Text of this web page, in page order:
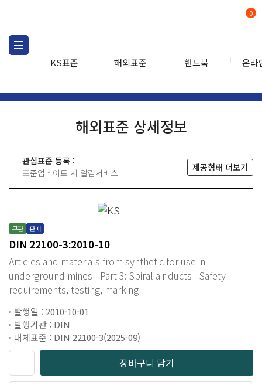
KS표준 해외표준 핸드북 온라
0
해외표준 상세정보
관심표준 등록 :
표준업데이트 시 알림서비스
제공형태 더보기
구판 판매
DIN 22100-3:2010-10
Articles and materials from synthetic for use in
underground mines - Part 3: Spiral air ducts - Safety
requirements, testing, marking
발행일 : 2010-10-01
발행기관 : DIN
대체표준 : DIN 22100-3(2025-09)
장바구니 담기